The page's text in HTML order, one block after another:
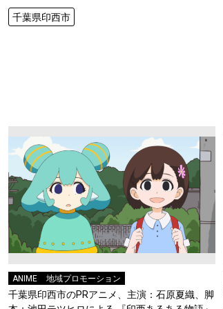
千葉県印西市
ANIME 地域プロモーション
千葉県印西市のPRアニメ、主演：石原夏織、脚